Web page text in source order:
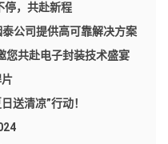
停，共赴新程
公司提供高可靠解决方案
您共赴电子封装技术盛宴
送清凉”行动！